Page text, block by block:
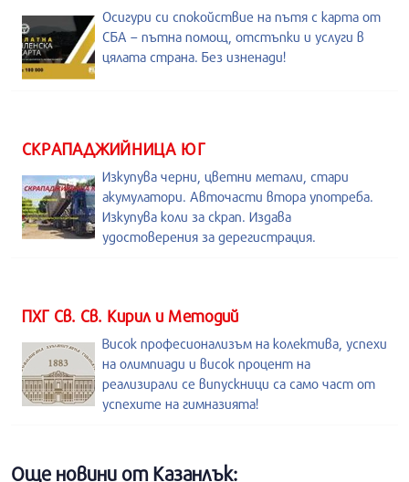
Осигури си спокойствие на пътя с карта от
СБА – пътна помощ, отстъпки и услуги в
цялата страна. Без изненади!
СКРАПАДЖИЙНИЦА ЮГ
Изкупува черни, цветни метали, стари
акумулатори. Авточасти втора употреба.
Изкупува коли за скрап. Издава
удостоверения за дерегистрация.
ПХГ Св. Св. Кирил и Методий
Висок професионализъм на колектива, успехи
на олимпиади и висок процент на
реализирали се випускници са само част от
успехите на гимназията!
Още новини от Казанлък: